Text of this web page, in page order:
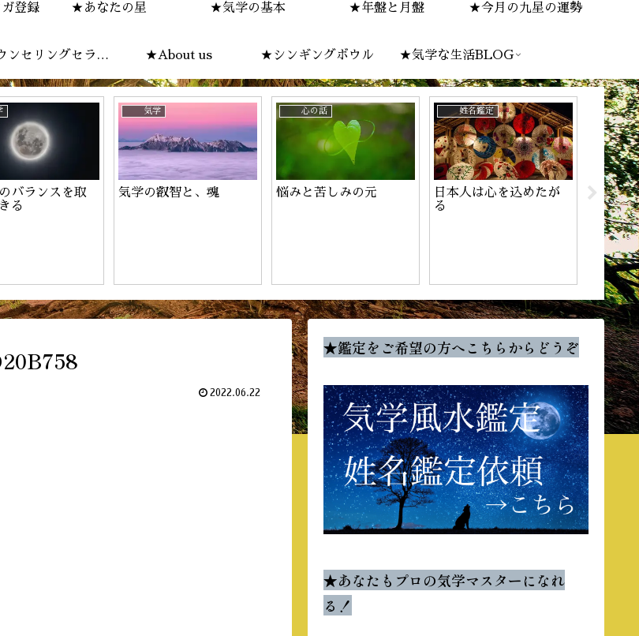
登録 ★あなたの星 ★気学の基本 ★年盤と月盤 ★今月の九星の運勢
ンセリングセラピ
ーのお申込み
★About us ★シンギングボウル ★気学な生活BLOG
バランスを取
る
気学
気学の叡智と、魂
心の話
悩みと苦しみの元
姓名鑑定
日本人は心を込めたが
る
姓名
チャン
2022.06.22
★鑑定をご希望の方へこちらからどうぞ
★あなたもプロの気学マスターになれ
る！